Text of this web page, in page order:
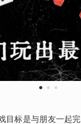
1 2 3
目标是与朋友一起